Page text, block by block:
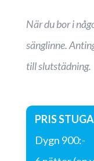
När du bor i
sänglinne.
till slutstädning.
PRIS
Dygn 900:-